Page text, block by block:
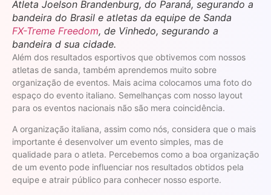
Atleta Joelson Brandenburg, do Paraná, segurando a
bandeira do Brasil e atletas da equipe de Sanda
FX-Treme Freedom, de Vinhedo, segurando a
bandeira d sua cidade.
Além dos resultados esportivos que obtivemos com nossos
atletas de sanda, também aprendemos muito sobre
organização de eventos. Mais acima colocamos uma foto do
espaço do evento italiano. Semelhanças com nosso layout
para os eventos nacionais não são mera coincidência.
A organização italiana, assim como nós, considera que o mais
importante é desenvolver um evento simples, mas de
qualidade para o atleta. Percebemos como a boa organização
de um evento pode influenciar nos resultados obtidos pela
equipe e atrair público para conhecer nosso esporte.